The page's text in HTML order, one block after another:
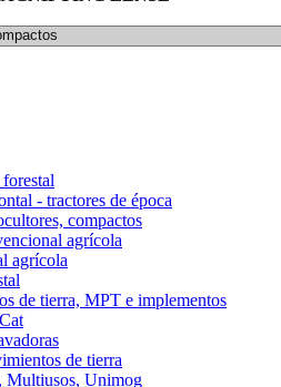
- tractores de época
compactos
agrícola
agrícola
de tierra, MPT e implementos
de tierra
Multiusos, Unimog